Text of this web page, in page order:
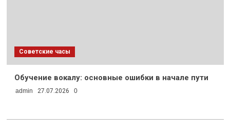
Советские часы
Обучение вокалу: основные ошибки в начале пути
admin 27.07.2026 0